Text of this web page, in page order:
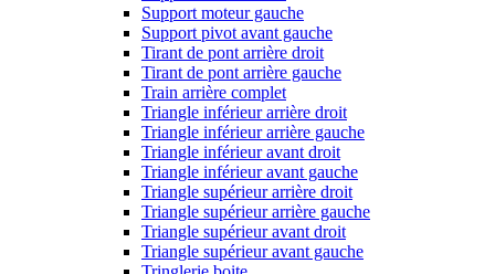
Support moteur gauche
Support pivot avant gauche
Tirant de pont arrière droit
Tirant de pont arrière gauche
Train arrière complet
Triangle inférieur arrière droit
Triangle inférieur arrière gauche
Triangle inférieur avant droit
Triangle inférieur avant gauche
Triangle supérieur arrière droit
Triangle supérieur arrière gauche
Triangle supérieur avant droit
Triangle supérieur avant gauche